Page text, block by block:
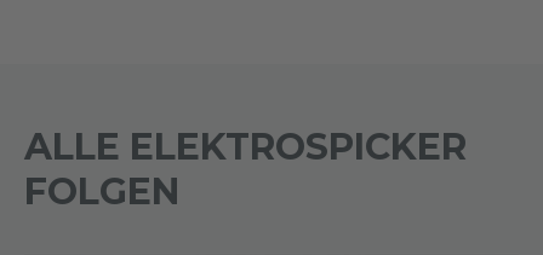
ALLE ELEKTROSPICKER
FOLGEN